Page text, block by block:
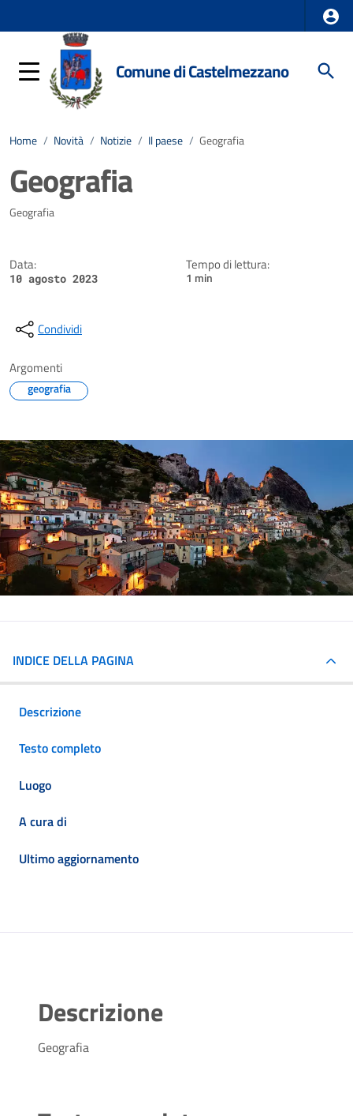
Comune di Castelmezzano
Home / Novità / Notizie / Il paese / Geografia
Geografia
Dettagli della notizia
Geografia
Data:
10 agosto 2023
Tempo di lettura:
1 min
Condividi
Argomenti
geografia
INDICE DELLA PAGINA
Descrizione
Testo completo
Luogo
A cura di
Ultimo aggiornamento
Descrizione
Geografia